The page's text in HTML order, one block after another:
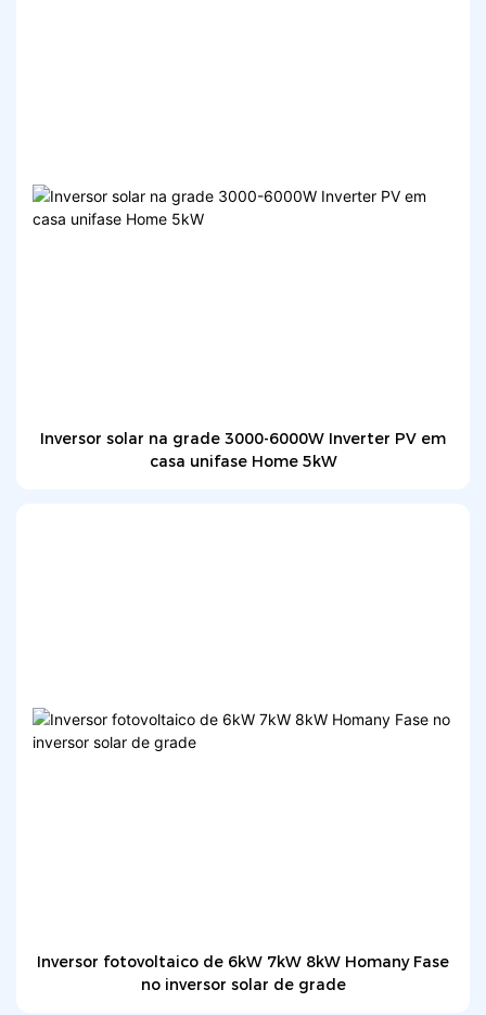
Inversor solar na grade 3000-6000W Inverter PV em
casa unifase Home 5kW
Inversor fotovoltaico de 6kW 7kW 8kW Homany Fase
no inversor solar de grade